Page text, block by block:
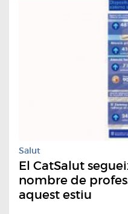
Salut
El CatSalut
nombre de
aquest estiu